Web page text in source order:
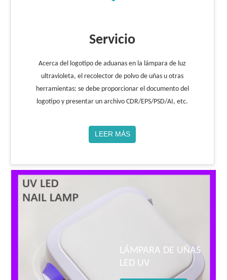
Servicio
Acerca del logotipo de aduanas en la lámpara de luz
ultravioleta, el recolector de polvo de uñas u otras
herramientas: se debe proporcionar el documento del
logotipo y presentar un archivo CDR/EPS/PSD/AI, etc.
LEER MÁS
LÁMPARA DE UÑAS
LED UV